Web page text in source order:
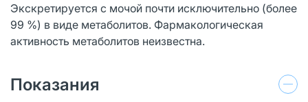
Экскретируется с мочой почти исключительно (более
99 %) в виде метаболитов. Фармакологическая
активность метаболитов неизвестна.
Показания